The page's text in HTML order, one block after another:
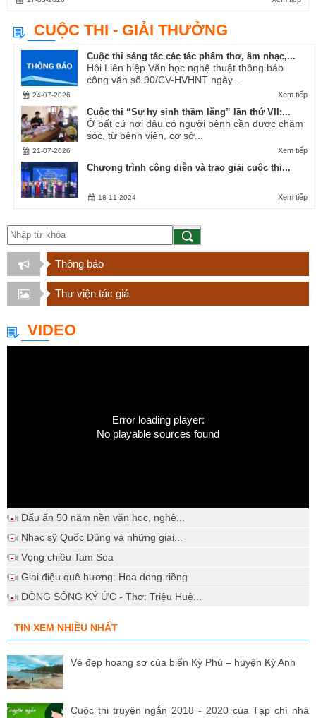
CUỘC THI - GIẢI THƯỞNG
Cuộc thi sáng tác các tác phẩm thơ, âm nhạc,...
Hội Liên hiệp Văn học nghệ thuật thông báo
công văn số 90/CV-HVHNT ngày...
Xem tiếp
24-07-2026
Cuộc thi “Sự hy sinh thầm lặng” lần thứ VII:...
Ở bất cứ nơi đâu có người bệnh cần được chăm
sóc, từ bệnh viện, cơ sở...
Xem tiếp
21-07-2026
Chương trình công diễn và trao giải cuộc thi...
Xem tiếp
18-11-2024
Thông báo
Thư viện tác giả
VIDEO
Error loading player:
No playable sources found
Dấu ấn 50 năm nền văn học, nghệ...
Nhạc sỹ Quốc Dũng và những giai...
Vọng chiều Tam Soa
Giai điệu quê hương: Hoa dong riềng
DÒNG SÔNG KÝ ỨC - Thơ: Triệu Huệ...
TIN XEM NHIỀU NHẤT
Vẻ đẹp hoang sơ của biển Kỳ Phú – huyện Kỳ Anh
Cuộc thi truyện ngắn 2018 - 2020 của Tạp chí nhà